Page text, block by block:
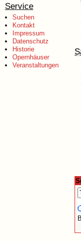
Service
Suchen
Kontakt
Impressum
Datenschutz
Historie
Opernhäuser
Veranstaltungen